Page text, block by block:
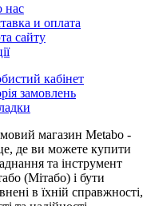
нас
и оплата
сайту
кабінет
замовлень
магазин Metabo -
де ви можете купити
та інструмент
(Мітабо) і бути
в їхній справжності,